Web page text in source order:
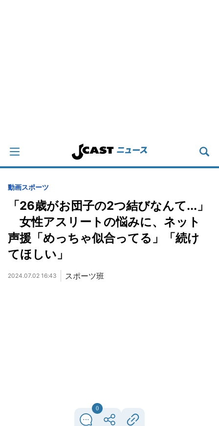
動画スポーツ
「26歳がお団子の2つ結びなんて...」
女性アスリートの悩みに、ネット
声援「めっちゃ似合ってる」「続け
てほしい」
2024.07.02 16:43 スポーツ班
0